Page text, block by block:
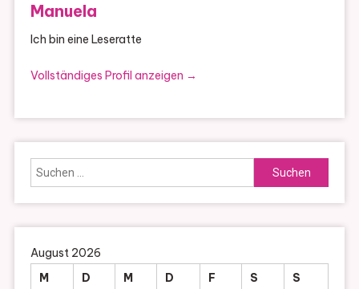
Manuela
Ich bin eine Leseratte
Vollständiges Profil anzeigen →
Suchen
nach:
August 2026
M
D M D F S
S